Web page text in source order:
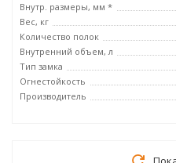
Внутр. размеры, мм *
Вес, кг
Количество полок
Внутренний объем, л
Тип замка
Огнестойкость
Производитель